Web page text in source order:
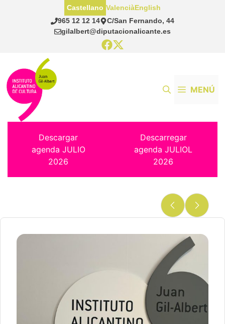
965 12 12 14
C/San Fernando, 44
gilalbert@diputacionalicante.es
Castellano ValenciàEnglish
MENÚ
Descargar
agenda JULIO
2026
Descarregar
agenda JULIOL
2026